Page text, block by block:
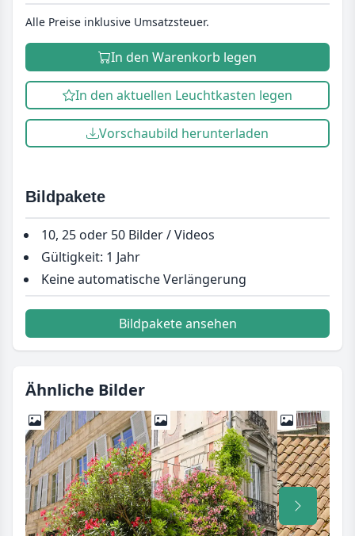
Alle Preise inklusive Umsatzsteuer.
In den Warenkorb legen
In den aktuellen Leuchtkasten legen
Vorschaubild herunterladen
Bildpakete
10, 25 oder 50 Bilder / Videos
Gültigkeit: 1 Jahr
Keine automatische Verlängerung
Bildpakete ansehen
Ähnliche Bilder